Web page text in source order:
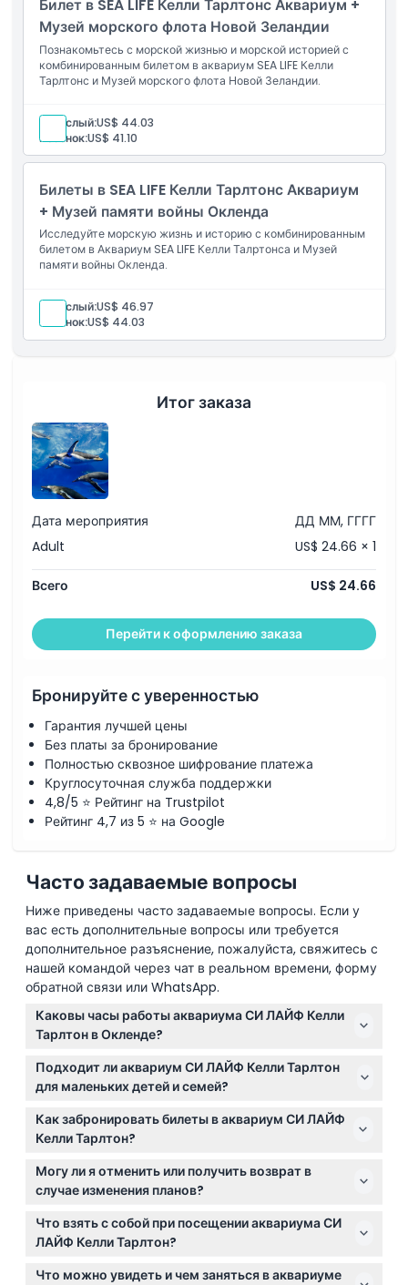
Вещи, которые нужно знать
Как добраться туда
Как воспользоваться
Политика отмены
Билет в SEA LIFE Келли Тарлтонс Аквариум +
Музей морского флота Новой Зеландии
Познакомьтесь с морской жизнью и морской историей с
комбинированным билетом в аквариум SEA LIFE Келли
Тарлтонс и Музей морского флота Новой Зеландии.
Взрослый:US$ 44.03
Ребенок:US$ 41.10
Билеты в SEA LIFE Келли Тарлтонс Аквариум
+ Музей памяти войны Окленда
Исследуйте морскую жизнь и историю с комбинированным
билетом в Аквариум SEA LIFE Келли Талртонса и Музей
памяти войны Окленда.
Взрослый:US$ 46.97
Ребенок:US$ 44.03
Итог заказа
Дата мероприятия
ДД ММ, ГГГГ
Adult
US$ 24.66 × 1
Всего US$ 24.66
Перейти к оформлению заказа
Бронируйте с уверенностью
Гарантия лучшей цены
Без платы за бронирование
Полностью сквозное шифрование платежа
Круглосуточная служба поддержки
4,8/5 ⭐ Рейтинг на Trustpilot
Рейтинг 4,7 из 5 ⭐ на Google
Часто задаваемые вопросы
Ниже приведены часто задаваемые вопросы. Если у
вас есть дополнительные вопросы или требуется
дополнительное разъяснение, пожалуйста, свяжитесь с
нашей командой через чат в реальном времени, форму
обратной связи или WhatsApp.
Каковы часы работы аквариума СИ ЛАЙФ Келли
Тарлтон в Окленде?
Аквариум открыт ежедневно с 9:30 до 17:00,
последний вход — в 16:00. Иногда могут
применяться специальные часы работы при
проведении мероприятий, поэтому лучше проверить
время работы при бронировании билетов онлайн.
Подходит ли аквариум СИ ЛАЙФ Келли Тарлтон
для маленьких детей и семей?
Да! Дети до 2 лет проходят бесплатно, а дети в
возрасте от 2 до 15 лет должны находиться в
сопровождении оплачивающего взрослого. Это
фантастическое семейное место с множеством
интерактивных водных экспонатов.
Как забронировать билеты в аквариум СИ ЛАЙФ
Келли Тарлтон?
Вы можете забронировать билеты онлайн прямо
здесь, на этом сайте, чтобы избежать неудобств.
Онлайн-бронирование позволяет увидеть
доступные даты и время и заранее гарантировать
посещение.
Могу ли я отменить или получить возврат в
случае изменения планов?
Билеты не подлежат возврату и отмене, поэтому
обязательно выбирайте правильную дату и время
при бронировании. Ваши билеты должны быть
использованы именно в день бронирования.
Что взять с собой при посещении аквариума СИ
ЛАЙФ Келли Тарлтон?
Возьмите удобную обувь для прогулок по
Что можно увидеть и чем заняться в аквариуме